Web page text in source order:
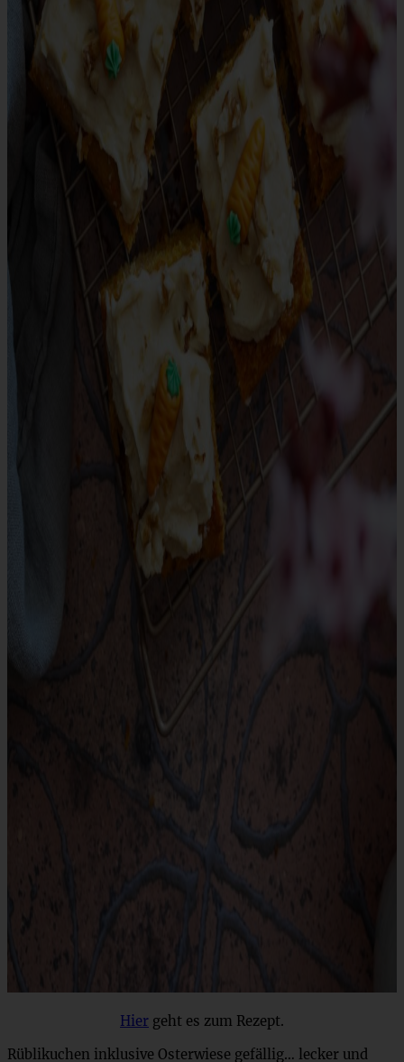
Hier geht es zum Rezept.
Rüblikuchen inklusive Osterwiese gefällig… lecker und